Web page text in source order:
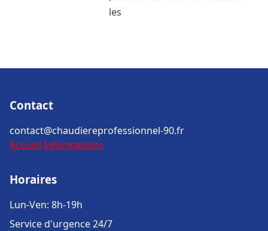
les
Contact
contact@chaudiereprofessionnel-90.fr
Accueil Informations
Horaires
Lun-Ven: 8h-19h
Service d'urgence 24/7